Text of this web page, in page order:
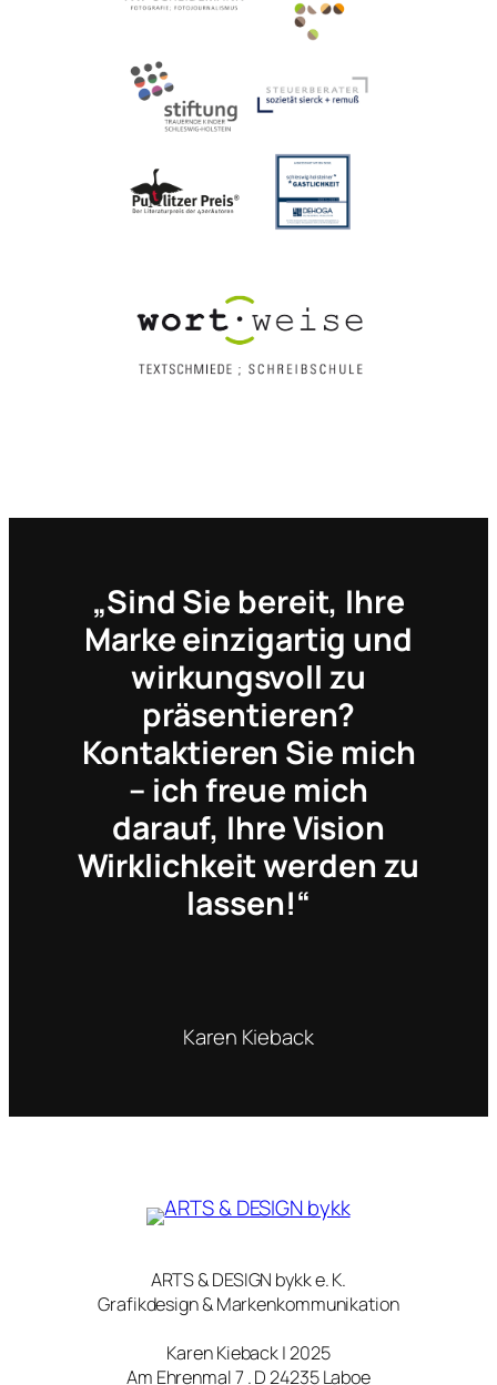
„Sind Sie bereit, Ihre
Marke einzigartig und
wirkungsvoll zu
präsentieren?
Kontaktieren Sie mich
– ich freue mich
darauf, Ihre Vision
Wirklichkeit werden zu
lassen!“
Karen Kieback
ARTS & DESIGN bykk e. K.
Grafikdesign & Markenkommunikation
Karen Kieback | 2025
Am Ehrenmal 7 . D 24235 Laboe